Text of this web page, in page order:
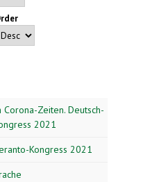
Zeiten. Deutsch-
2021
Kongress 2021